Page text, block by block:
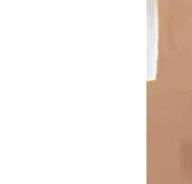
УКРАЇНСЬКА ПРОБЛЕМА КРИМУ